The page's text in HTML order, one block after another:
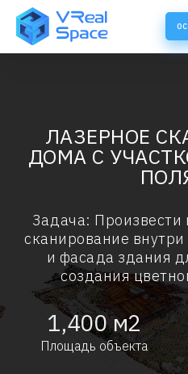
ЛАЗЕРНОЕ
ДОМА С
Задача: Произвести
сканирование
и фасада здания
создания
1,400м2
Площадь объекта